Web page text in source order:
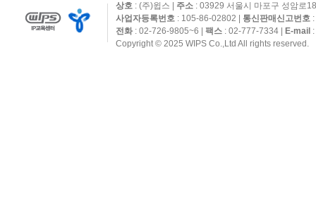
상호 : (주)윕스 | 주소 : 03929 서울시 마포구 성암로
사업자등록번호 : 105-86-02802 | 통신판매신고번호
전화 : 02-726-9805~6 | 팩스 : 02-777-7334 | E-mail
Copyright © 2025 WIPS Co.,Ltd All rights reserved.